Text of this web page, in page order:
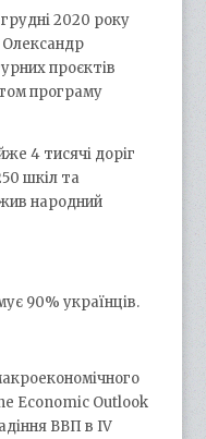
2020 року
Олександр
проєктів
програму
4 тисячі доріг
шкіл та
народний
90% українців.
Economic Outlook
ВВП в IV